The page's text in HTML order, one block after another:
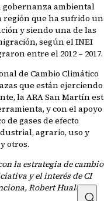
gobernanza ambiental
que ha sufrido
y siendo una de las
según el INEI
entre el 2012 – 2017.
de Cambio Climático
que están ejerciendo
la ARA San Martín
y con el apoyo
de gases de efecto
agrario, uso y
otros.
la estrategia de cambio
y el interés de CI
Robert Hualcas.